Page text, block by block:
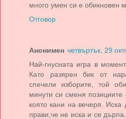
много умен си е обикновен
Отговор
Анонимен четвъртък, 29
Най-гнусната игра в
Като разярен бик от
спечели изборите, той
минути си сменя позициите
която кани на вечеря.
прави,че не иска и се